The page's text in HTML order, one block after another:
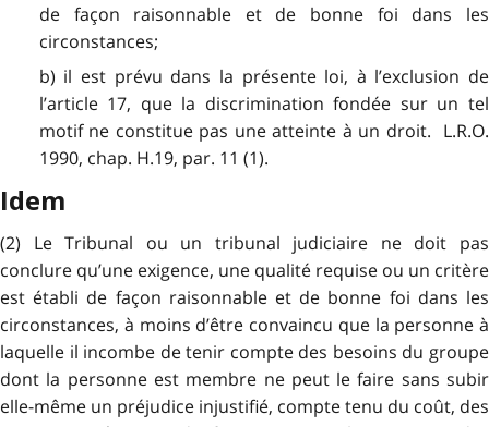
de façon raisonnable et de bonne foi dans les
circonstances;
b) il est prévu dans la présente loi, à l’exclusion de
l’article 17, que la discrimination fondée sur un tel
motif ne constitue pas une atteinte à un droit. L.R.O.
1990, chap. H.19, par. 11 (1).
Idem
(2) Le Tribunal ou un tribunal judiciaire ne doit pas
conclure qu’une exigence, une qualité requise ou un critère
est établi de façon raisonnable et de bonne foi dans les
circonstances, à moins d’être convaincu que la personne à
laquelle il incombe de tenir compte des besoins du groupe
dont la personne est membre ne peut le faire sans subir
elle-même un préjudice injustifié, compte tenu du coût, des